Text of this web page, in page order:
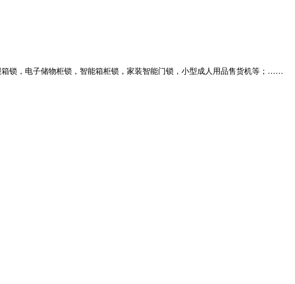
锁，电子储物柜锁，智能箱柜锁，家装智能门锁，小型成人用品售货机等；……